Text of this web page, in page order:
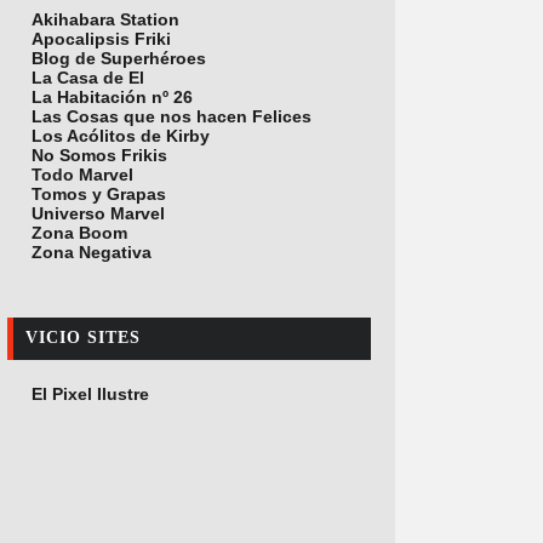
Akihabara Station
Apocalipsis Friki
Blog de Superhéroes
La Casa de El
La Habitación nº 26
Las Cosas que nos hacen Felices
Los Acólitos de Kirby
No Somos Frikis
Todo Marvel
Tomos y Grapas
Universo Marvel
Zona Boom
Zona Negativa
VICIO SITES
El Pixel Ilustre